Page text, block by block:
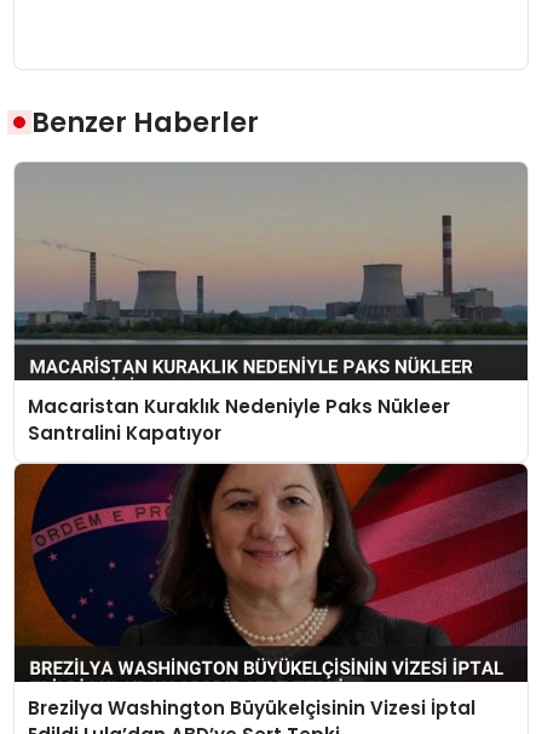
Benzer Haberler
Macaristan Kuraklık Nedeniyle Paks Nükleer
Santralini Kapatıyor
Brezilya Washington Büyükelçisinin Vizesi İptal